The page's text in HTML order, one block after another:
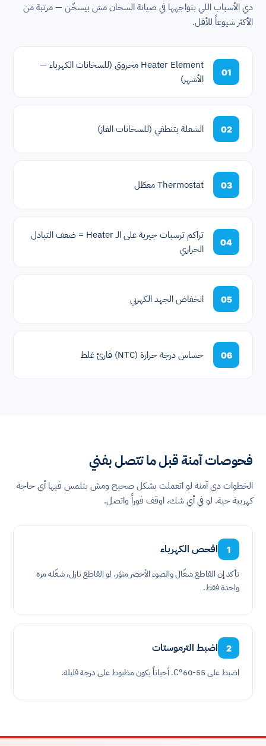
دي الأسباب اللي بنواجهها في صيانة السخان مش بيسخّن — مرتبة من
الأكثر شيوعاً للأقل.
01
Heater Element محروق (للسخانات الكهرباء —
الأشهر)
02 الشعلة بتنطفي (للسخانات الغاز)
03 Thermostat معطّل
04
تراكم ترسبات جيرية على الـ Heater = ضعف التبادل
الحراري
05 انخفاض الجهد الكهربي
06 حساس درجة حرارة (NTC) قارئ غلط
فحوصات آمنة قبل ما تتصل بفني
الخطوات دي آمنة لو اتعملت بشكل صحيح ومش بتلمس فيها أي حاجة
كهربية حية. لو في أي شك، اوقف فوراً واتصل.
1 افحص الكهرباء
تأكد إن القاطع شغّال والضوء الأخضر منوّر. لو القاطع نازل، شغّله مرة
واحدة فقط.
2 اضبط الترموستات
اضبط على 55-60°C. أحياناً يكون مظبوط على درجة قليلة.